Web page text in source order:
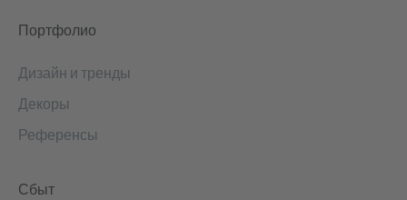
Портфолио
Дизайн и тренды
Декоры
Референсы
Сбыт